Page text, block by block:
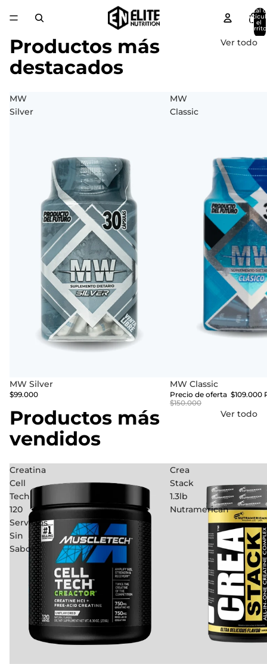
Total
en el
carrito:
Productos más
destacados
Ver todo
MW
Silver
MW Silver
$99.000
MW
Classic
Oferta
MW Classic
Precio de oferta $109.000
$150.000
Productos más
vendidos
Ver todo
Creatina
Cell
Tech
120
Servicios
Sin
Sabor
Crea
Stack
1.3lb
Nutramerican